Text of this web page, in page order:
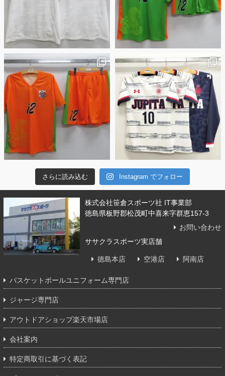
さらに読み込む Instagram でフォロー
株式会社笹倉スポーツ社 IT事業部
徳島県板野郡松茂町中喜来字群恵157-3
お問い合わせ
ササクラスポーツ実店舗
徳島本店 空港店 阿南店
バスケットボールユニフォーム専門店
ジャージ専門店
アウトドアショップ楽天市場店
会社案内
特定商取引に基づく表記